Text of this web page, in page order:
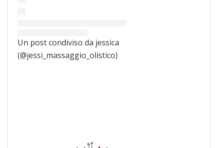
Un post condiviso da jessica
(@jessi_massaggio_olistico)